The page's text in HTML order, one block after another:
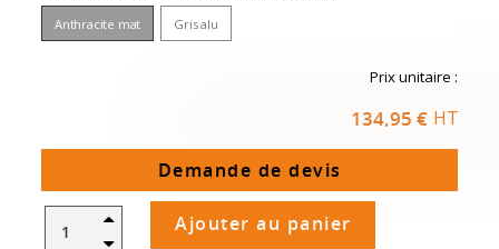
Anthracite mat Gris alu
Prix unitaire :
134,95 € HT
Demande de devis
Ajouter au panier